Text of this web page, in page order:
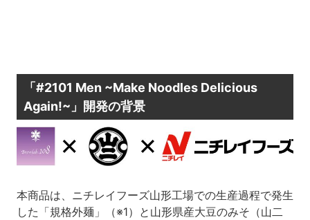
「#2101 Men ~Make Noodles Delicious
Again!~」開発の背景
本商品は、ニチレイフーズ山形工場での生産過程で発生
した「規格外麺」（※1）と山形県産大豆のみそ（山二